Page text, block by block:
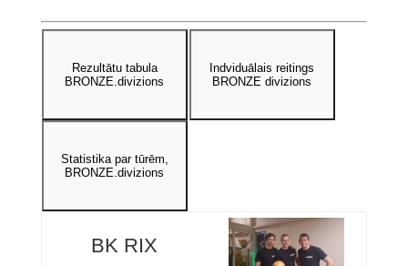
Rezultātu tabula
BRONZE.divizions
Indviduālais reitings
BRONZE divizions
Statistika par tūrēm,
BRONZE.divizions
BK RIX